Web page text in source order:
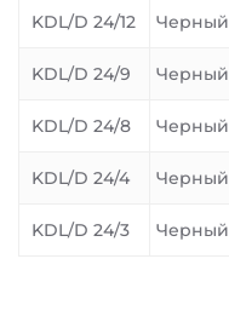
KDL/D 24/12 Черный
KDL/D 24/9 Черный
KDL/D 24/8 Черный
KDL/D 24/4 Черный
KDL/D 24/3 Черный